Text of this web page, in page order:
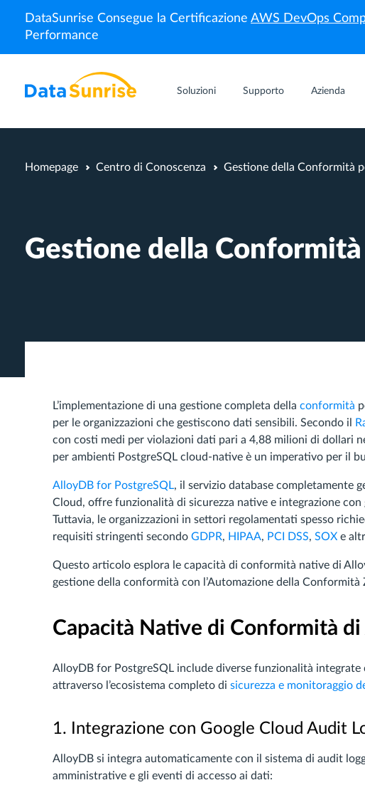
DataSunrise Consegue la Certificazione AWS DevOps
Performance
Soluzioni Supporto Azienda
Homepage Centro di Conoscenza Gestione della Conformità
Gestione della
L’implementazione di una gestione completa della conformità
per le organizzazioni che gestiscono dati sensibili. Secondo il
con costi medi per violazioni dati pari a 4,88 milioni di dollari
per ambienti PostgreSQL cloud-native è un imperativo per il
AlloyDB for PostgreSQL, il servizio database completamente
Cloud, offre funzionalità di sicurezza native e integrazione
Tuttavia, le organizzazioni in settori regolamentati spesso
requisiti stringenti secondo GDPR, HIPAA, PCI DSS, SOX e
Questo articolo esplora le capacità di conformità native di
gestione della conformità con l’Automazione della Conformità
Capacità Native di Conformità
AlloyDB for PostgreSQL include diverse funzionalità
attraverso l’ecosistema completo di sicurezza e monitoraggio
1. Integrazione con Google Cloud Audit
AlloyDB si integra automaticamente con il sistema di audit
amministrative e gli eventi di accesso ai dati: